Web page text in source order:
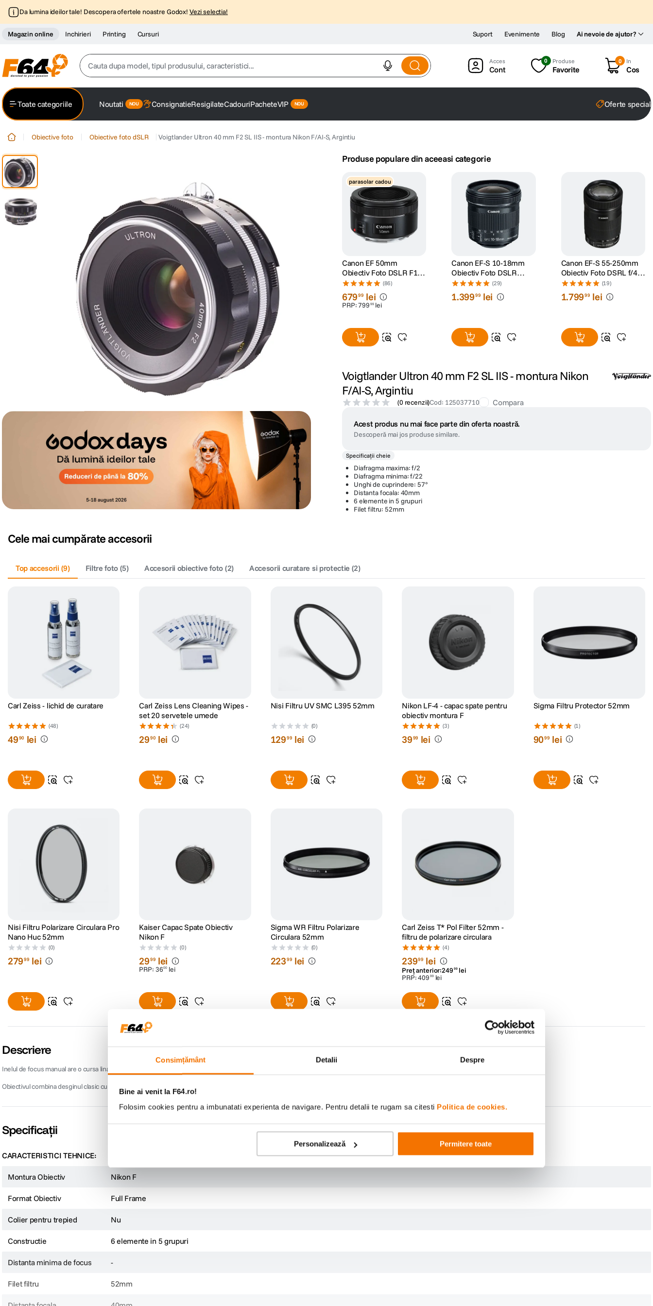
Consimțământ Detalii Despre
Bine ai venit la F64.ro!
Folosim cookies pentru a imbunatati experienta de navigare. Pentru detalii te rugam sa citesti Politica de cookies.
Personalizează Permitere toate
Da lumina ideilor tale! Descopera ofertele noastre Godox! Vezi selectia!
Magazin online Inchirieri Printing Cursuri Ai nevoie de ajutor?
Suport Evenimente Blog
Cauta dupa model, tipul produsului, caracteristici...
2. trepied
canon sx740 hs
6. lavaliera
sony fx
card memorie
9.
10. dji osmo
Cont
0 Produse
Favorite
0 In
Cos
Toate categoriile Noutati ConsignatieResigilateCadouriPacheteVIP Oferte
Obiective foto Obiective foto dSLR Voigtlander Ultron 40 mm F2 SL IIS - montura Nikon F/AI-S, Argintiu
Produse populare din aceeasi categorie
parasolar cadou
Canon EF 50mm
Obiectiv Foto DSLR F1.8
STM
(86)
67999 lei
PRP:799 99 lei
Canon EF-S 10-18mm
Obiectiv Foto DSLR
F/4.5-5.6 IS STM
(29)
1.39999 lei
Canon EF-S 55-250mm
Obiectiv Foto DSRL f/4-
5.6 IS STM
(19)
1.79999 lei
Voigtlander Ultron 40 mm F2 SL IIS - montura Nikon
F/AI-S, Argintiu
(0 recenzii)Cod: 125037710 Compara
Acest produs nu mai face parte din oferta noastră.
Descoperă mai jos produse similare.
Specificații cheie
Diafragma maxima: f/2
Diafragma minima: f/22
Unghi de cuprindere: 57°
Distanta focala: 40mm
6 elemente in 5 grupuri
Filet filtru: 52mm
Cele mai cumpărate accesorii
Top accesorii (9) Filtre foto (5) Accesorii obiective foto (2) Accesorii curatare si protectie (2)
Carl Zeiss - lichid de curatare
(48)
4990 lei
Carl Zeiss Lens Cleaning Wipes -
set 20 servetele umede
(24)
2990 lei
Nisi Filtru UV SMC L395 52mm
(0)
12999 lei
Nikon LF-4 - capac spate pentru
obiectiv montura F
(3)
3999 lei
Sigma Filtru Protector 52mm
(1)
9099 lei
Nisi Filtru Polarizare Circulara Pro
Nano Huc 52mm
(0)
27999 lei
Kaiser Capac Spate Obiectiv
Nikon F
(0)
2999 lei
PRP: 3600 lei
Sigma WR Filtru Polarizare
Circulara 52mm
(0)
22399 lei
Carl Zeiss T* Pol Filter 52mm -
filtru de polarizare circulara
(4)
23999 lei
Preț anterior:249 99 lei
PRP:409 99 lei
Descriere
Inelul de focus manual are o cursa lina pentru ca tu sa poti controla precis zona de clar.
Obiectivul combina desginul clasic cu utilitatea moderna si integreaza un CPU tip AI-S ce iti permite sa modifici diafragma din aparat.
Specificații
CARACTERISTICI TEHNICE:
Montura Obiectiv Nikon F
Format Obiectiv Full Frame
Colier pentru trepied Nu
Constructie 6 elemente in 5 grupuri
Distanta minima de focus -
Filet filtru 52mm